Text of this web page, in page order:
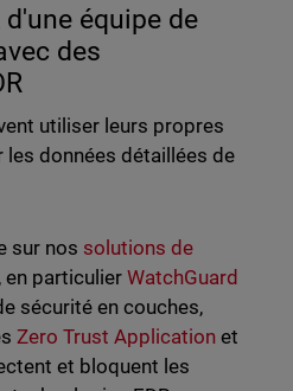
équipe de
des
utiliser leurs propres
données détaillées de
sur nos solutions de
, en particulierWatchGuard
sécurité en couches,
Zero Trust Application et
et bloquent les